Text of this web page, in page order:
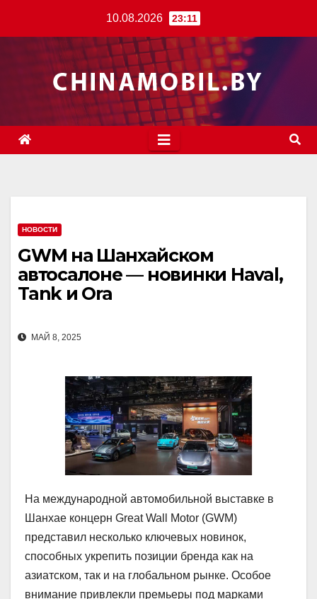
содержимому
10.08.2026 23:11
НОВОСТИ
GWM на Шанхайском
автосалоне — новинки Haval,
Tank и Ora
МАЙ 8, 2025
На международной автомобильной выставке в
Шанхае концерн Great Wall Motor (GWM)
представил несколько ключевых новинок,
способных укрепить позиции бренда как на
азиатском, так и на глобальном рынке. Особое
внимание привлекли премьеры под марками